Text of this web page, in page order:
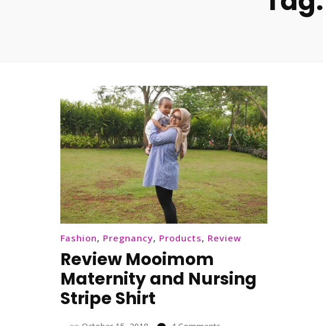
Fashion, Pregnancy, Products, Review
Review Mooimom
Maternity and Nursing
Stripe Shirt